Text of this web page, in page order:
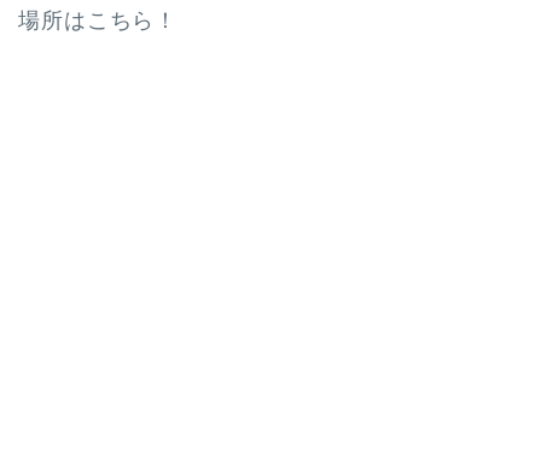
場所はこちら！